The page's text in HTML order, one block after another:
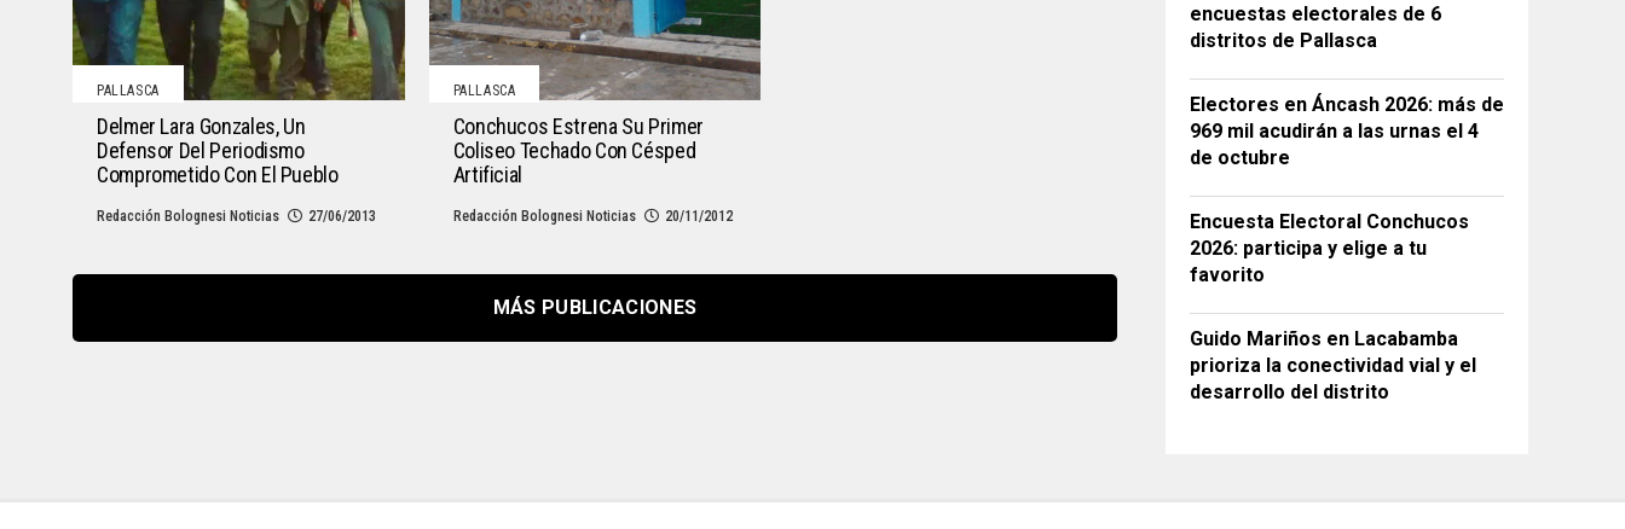
PALLASCA
Delmer Lara Gonzales, Un
Defensor Del Periodismo
Comprometido Con El Pueblo
Redacción Bolognesi Noticias 27/06/2013
PALLASCA
Conchucos Estrena Su Primer
Coliseo Techado Con Césped
Artificial
Redacción Bolognesi Noticias 20/11/2012
MÁS PUBLICACIONES
encuestas electorales de 6
distritos de Pallasca
Electores en Áncash 2026: más de
969 mil acudirán a las urnas el 4
de octubre
Encuesta Electoral Conchucos
2026: participa y elige a tu
favorito
Guido Mariños en Lacabamba
prioriza la conectividad vial y el
desarrollo del distrito